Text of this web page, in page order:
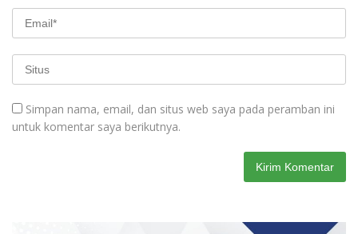
Simpan nama, email, dan situs web saya pada peramban ini
untuk komentar saya berikutnya.